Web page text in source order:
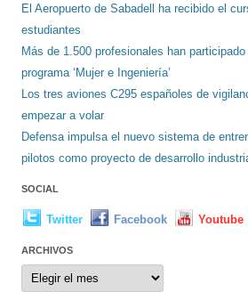
El Aeropuerto de Sabadell ha recibido el
estudiantes
Más de 1.500 profesionales han
programa ‘Mujer e Ingeniería’
Los tres aviones C295 españoles de
empezar a volar
Defensa impulsa el nuevo sistema de
pilotos como proyecto de desarrollo
SOCIAL
Twitter Facebook Youtube
ARCHIVOS
Archivos